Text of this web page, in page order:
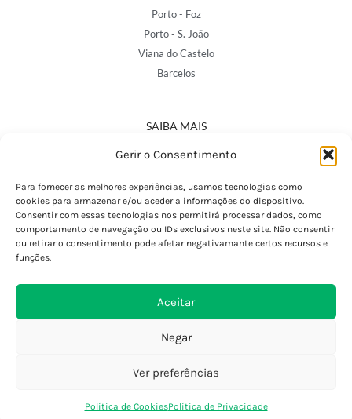
Gerir o Consentimento
Para fornecer as melhores experiências, usamos tecnologias como
cookies para armazenar e/ou aceder a informações do dispositivo.
Consentir com essas tecnologias nos permitirá processar dados, como
comportamento de navegação ou IDs exclusivos neste site. Não consentir
ou retirar o consentimento pode afetar negativamante certos recursos e
funções.
Aceitar
Negar
Ver preferências
Política de CookiesPolítica de Privacidade
Porto - Foz
Porto - S. João
Viana do Castelo
Barcelos
SAIBA MAIS
Política de Privacidade
Termos e Condições
Perguntas Frequentes
Custos de Envio
Encomendas Internacionais
Devoluções e Trocas